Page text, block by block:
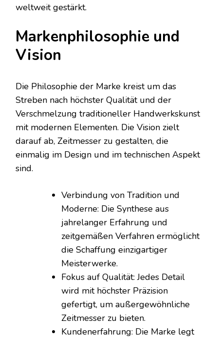
weltweit gestärkt.
Markenphilosophie und
Vision
Die Philosophie der Marke kreist um das
Streben nach höchster Qualität und der
Verschmelzung traditioneller Handwerkskunst
mit modernen Elementen. Die Vision zielt
darauf ab, Zeitmesser zu gestalten, die
einmalig im Design und im technischen Aspekt
sind.
Verbindung von Tradition und
Moderne: Die Synthese aus
jahrelanger Erfahrung und
zeitgemäßen Verfahren ermöglicht
die Schaffung einzigartiger
Meisterwerke.
Fokus auf Qualität: Jedes Detail
wird mit höchster Präzision
gefertigt, um außergewöhnliche
Zeitmesser zu bieten.
Kundenerfahrung: Die Marke legt